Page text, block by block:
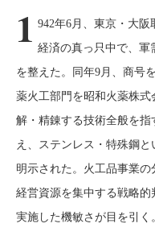
1 942年6月、東京・大
経済の真っ只中で、軍
を整えた。同年9月、商号
薬火工部門を昭和火薬株
解・精錬する技術全般を
え、ステンレス・特殊鋼
明示された。火工品事業
経営資源を集中する戦略
実施した機敏さが目を引く